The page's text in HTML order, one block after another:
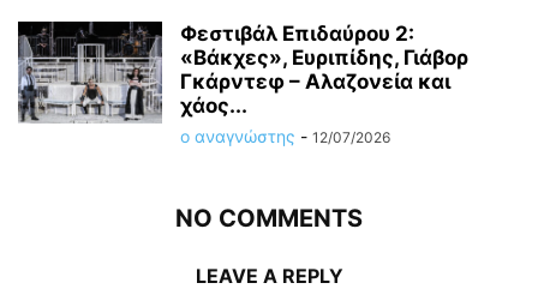
Φεστιβάλ Επιδαύρου 2:
«Βάκχες», Ευριπίδης, Γιάβορ
Γκάρντεφ – Αλαζονεία και
χάος...
ο αναγνώστης - 12/07/2026
NO COMMENTS
LEAVE A REPLY